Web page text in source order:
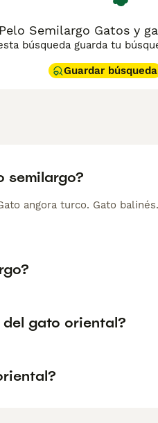
Semilargo Gatos y
búsqueda guarda tu
Guardar búsqueda
semilargo?
angora turco. Gato
gato oriental?